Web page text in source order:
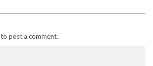
to post a comment.